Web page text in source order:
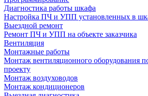
Диагностика работы шкафа
Настройка ПЧ и УПП установленных в
Выездной ремонт
Ремонт ПЧ и УПП на объекте заказчика
Вентиляция
Монтажные работы
Монтаж вентиляционного оборудования
проекту
Монтаж воздуховодов
Монтаж кондиционеров